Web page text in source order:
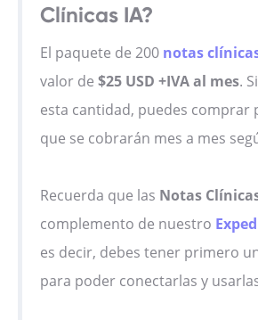
Clínicas IA?
El paquete de 200 notas
valor de $25 USD +IVA al mes.
esta cantidad, puedes comprar
que se cobrarán mes a mes
Recuerda que las Notas
complemento de nuestro
es decir, debes tener primero
para poder conectarlas y